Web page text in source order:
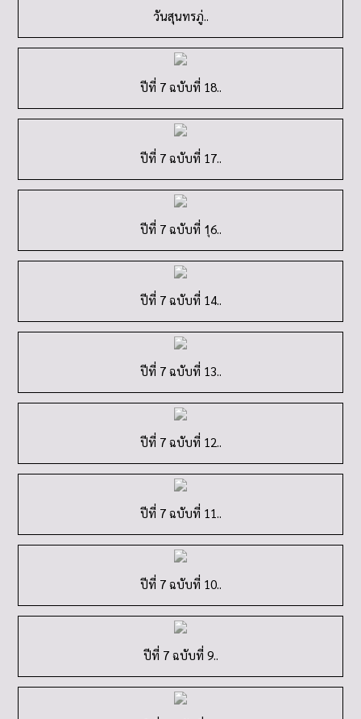
วันสุนทรภู่..
ปีที่ 7 ฉบับที่ 18..
ปีที่ 7 ฉบับที่ 17..
ปีที่ 7 ฉบับที่ 1ุ6..
ปีที่ 7 ฉบับที่ 14..
ปีที่ 7 ฉบับที่ 13..
ปีที่ 7 ฉบับที่ 12..
ปีที่ 7 ฉบับที่ 11..
ปีที่ 7 ฉบับที่ 10..
ปีที่ 7 ฉบับที่ 9..